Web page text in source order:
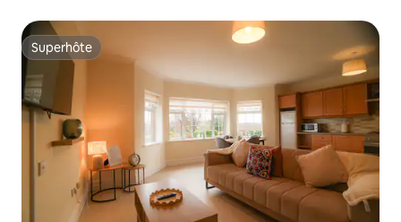
Superhôte
Superhôte